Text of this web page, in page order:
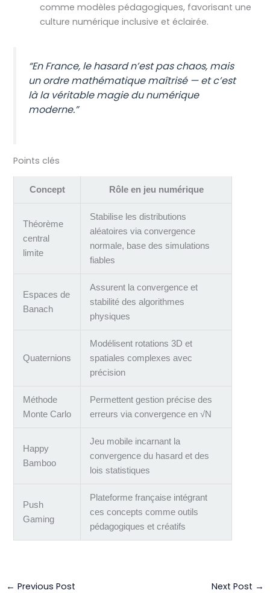
comme modèles pédagogiques, favorisant une
culture numérique inclusive et éclairée.
“En France, le hasard n’est pas chaos, mais
un ordre mathématique maîtrisé — et c’est
là la véritable magie du numérique
moderne.”
Points clés
Concept Rôle en jeu numérique
Théorème
central
limite
Stabilise les distributions
aléatoires via convergence
normale, base des simulations
fiables
Espaces de
Banach
Assurent la convergence et
stabilité des algorithmes
physiques
Quaternions
Modélisent rotations 3D et
spatiales complexes avec
précision
Méthode
Monte Carlo
Permettent gestion précise des
erreurs via convergence en √N
Happy
Bamboo
Jeu mobile incarnant la
convergence du hasard et des
lois statistiques
Push
Gaming
Plateforme française intégrant
ces concepts comme outils
pédagogiques et créatifs
← Previous Post Next Post →